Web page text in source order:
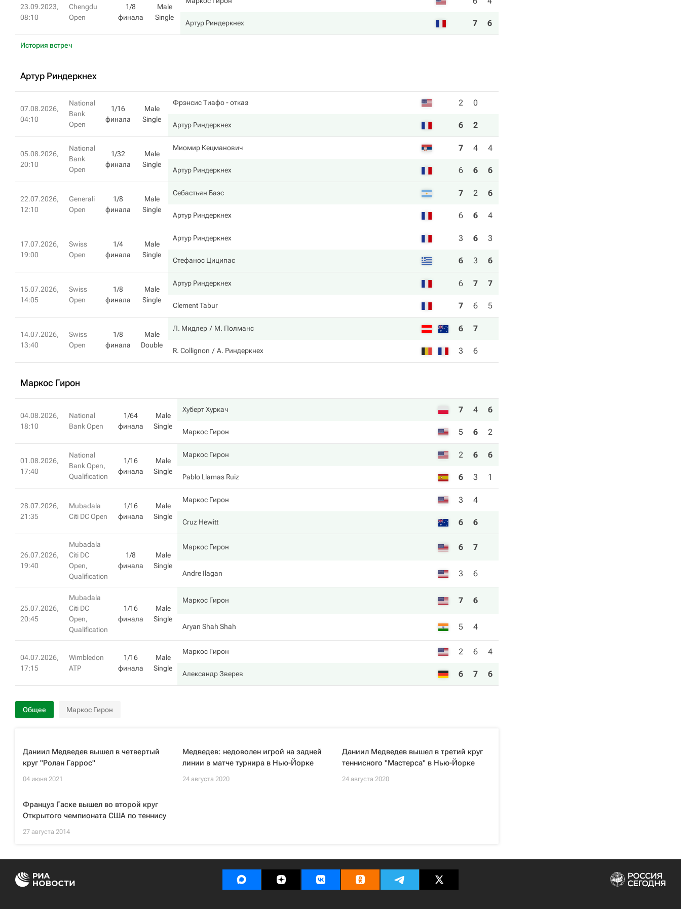
23.09.2023,
08:10
Chengdu
Open
1/8
финала
Male
Single
Артур Риндеркнех 7 6
История встреч
Артур Риндеркнех
07.08.2026,
04:10
National
Bank
Open
1/16
финала
Male
Single
Фрэнсис Тиафо- отказ 2 0
Артур Риндеркнех 6 2
05.08.2026,
20:10
National
Bank
Open
1/32
финала
Male
Single
Миомир Кецманович 7 4 4
Артур Риндеркнех 6 6 6
22.07.2026,
12:10
Generali
Open
1/8
финала
Male
Single
Себастьян Баэс 7 2 6
Артур Риндеркнех 6 6 4
17.07.2026,
19:00
Swiss
Open
1/4
финала
Male
Single
Артур Риндеркнех 3 6 3
Стефанос Циципас 6 3 6
15.07.2026,
14:05
Swiss
Open
1/8
финала
Male
Single
Артур Риндеркнех 6 7 7
Clement Tabur 7 6 5
14.07.2026,
13:40
Swiss
Open
1/8
финала
Male
Double
Л. Мидлер М. Полманс 6 7
R. Collignon А. Риндеркнех 3 6
Маркос Гирон
04.08.2026,
18:10
National
Bank Open
1/64
финала
Male
Single
Хуберт Хуркач 7 4 6
Маркос Гирон 5 6 2
01.08.2026,
17:40
National
Bank Open,
Qualification
1/16
финала
Male
Single
Маркос Гирон 2 6 6
Pablo Llamas Ruiz 6 3 1
28.07.2026,
21:35
Mubadala
Citi DC Open
1/16
финала
Male
Single
Маркос Гирон 3 4
Cruz Hewitt 6 6
26.07.2026,
19:40
Mubadala
Citi DC
Open,
Qualification
1/8
финала
Male
Single
Маркос Гирон 6 7
Andre Ilagan 3 6
25.07.2026,
20:45
Mubadala
Citi DC
Open,
Qualification
1/16
финала
Male
Single
Маркос Гирон 7 6
Aryan Shah Shah 5 4
04.07.2026,
17:15
Wimbledon
ATP
1/16
финала
Male
Single
Маркос Гирон 2 6 4
Александр Зверев 6 7 6
Общее Маркос Гирон
Даниил Медведев вышел в четвертый
круг "Ролан Гаррос"
04 июня 2021
Медведев: недоволен игрой на задней
линии в матче турнира в Нью-Йорке
24 августа 2020
Даниил Медведев вышел в третий круг
теннисного "Мастерса" в Нью-Йорке
24 августа 2020
Француз Гаске вышел во второй круг
Открытого чемпионата США по теннису
27 августа 2014